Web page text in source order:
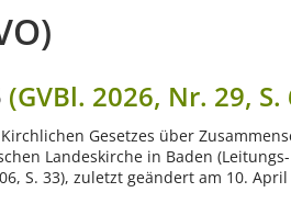
(GVBl. 2026, Nr. 29, S.
Gesetzes über
Landeskirche in Baden
S. 33), zuletzt geändert am 10. April